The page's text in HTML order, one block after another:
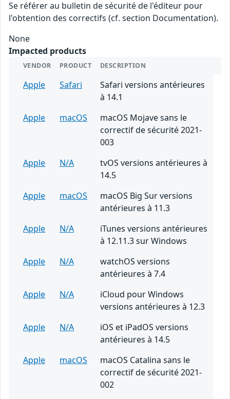
Se référer au bulletin de sécurité de l'éditeur pour
l'obtention des correctifs (cf. section Documentation).
None
Impacted products
VENDOR PRODUCT DESCRIPTION
Apple Safari
Safari versions antérieures
à 14.1
Apple
macOS
macOS Mojave sans le
correctif de sécurité 2021-
003
Apple
N/A
tvOS versions antérieures à
14.5
Apple
macOS
macOS Big Sur versions
antérieures à 11.3
Apple
N/A
iTunes versions antérieures
à 12.11.3 sur Windows
Apple
N/A
watchOS versions
antérieures à 7.4
Apple
N/A
iCloud pour Windows
versions antérieures à 12.3
Apple
N/A
iOS et iPadOS versions
antérieures à 14.5
Apple
macOS
macOS Catalina sans le
correctif de sécurité 2021-
002